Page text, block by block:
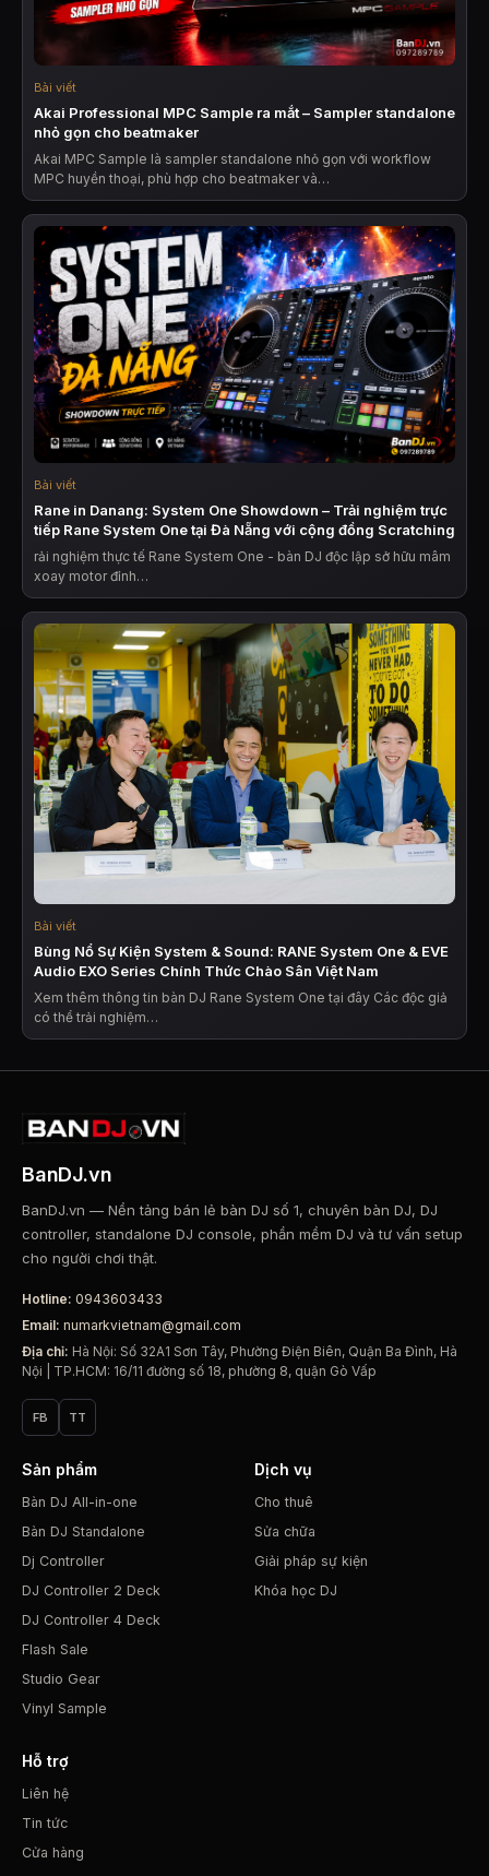
Bài viết
Akai Professional MPC Sample ra mắt – Sampler standalone
nhỏ gọn cho beatmaker
Akai MPC Sample là sampler standalone nhỏ gọn với workflow
MPC huyền thoại, phù hợp cho beatmaker và…
Bài viết
Rane in Danang: System One Showdown – Trải nghiệm trực
tiếp Rane System One tại Đà Nẵng với cộng đồng Scratching
rải nghiệm thực tế Rane System One - bàn DJ độc lập sở hữu mâm
xoay motor đỉnh…
Bài viết
Bùng Nổ Sự Kiện System & Sound: RANE System One & EVE
Audio EXO Series Chính Thức Chào Sân Việt Nam
Xem thêm thông tin bàn DJ Rane System One tại đây Các độc giả
có thể trải nghiệm…
BanDJ.vn
BanDJ.vn — Nền tảng bán lẻ bàn DJ số 1, chuyên bàn DJ, DJ
controller, standalone DJ console, phần mềm DJ và tư vấn setup
cho người chơi thật.
Hotline: 0943603433
Email: numarkvietnam@gmail.com
Địa chỉ: Hà Nội: Số 32A1 Sơn Tây, Phường Điện Biên, Quận Ba Đình, Hà
Nội | TP.HCM: 16/11 đường số 18, phường 8, quận Gò Vấp
FB TT
Sản phẩm
Bàn DJ All-in-one
Bàn DJ Standalone
Dj Controller
DJ Controller 2 Deck
DJ Controller 4 Deck
Flash Sale
Studio Gear
Vinyl Sample
Dịch vụ
Cho thuê
Sửa chữa
Giải pháp sự kiện
Khóa học DJ
Hỗ trợ
Liên hệ
Tin tức
Cửa hàng